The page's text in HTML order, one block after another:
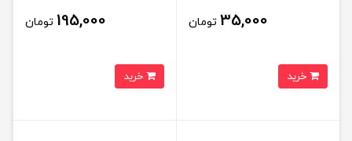
35,000 تومان 195,000 تومان